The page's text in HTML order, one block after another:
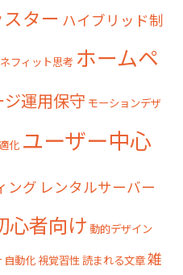
ター ハイブリッド制
フィット思考 ホームペ
運用保守 モーションデザ
化 ユーザー中心
ング レンタルサーバー
心者向け 動的デザイン
自動化視覚習性 読まれる文章雑